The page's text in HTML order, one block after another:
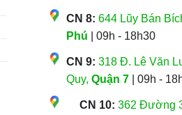
CN 8: 644 Lũy Bán
Phú | 09h - 18h30
CN 9: 318 Đ. Lê Văn
Quy, Quận 7| 09h -
CN 10: 362 Đường